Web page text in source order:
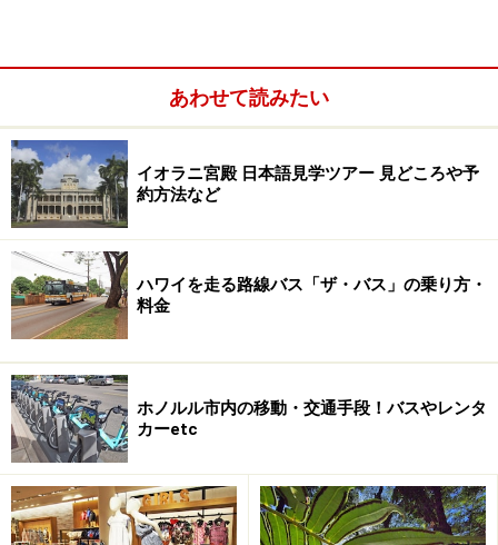
ワイキキもう1つのパワースポット「魔法使いの
岩」
カヴェヘヴェヘ……癒しを求め、祈りを捧げ
た聖なるハワイの海
湧き出た真水が海水に流れ込むハレクラニ前の海だけ、サン
ゴ礁が抜けて淡いブルーに見える（ワイキキ・パーク・ホテ
ルから撮影）
古代ハワイでは、ワイキキはマナが宿る癒しの地と言わ
あわせて読みたい
イオラニ宮殿 日本語見学ツアー 見どころや予
約方法など
ハワイを走る路線バス「ザ・バス」の乗り方・
料金
ホノルル市内の移動・交通手段！バスやレンタ
カーetc